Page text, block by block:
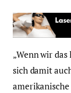
„Wenn wir
sich damit